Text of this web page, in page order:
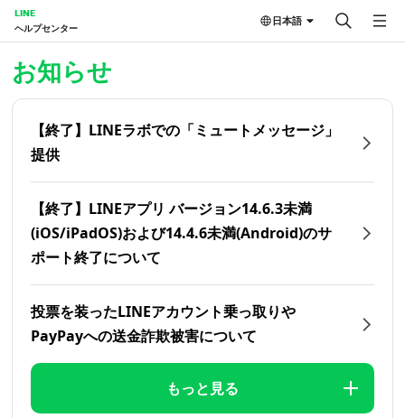
LINE
ヘルプセンター
日本語
お知らせ
【終了】LINEラボでの「ミュートメッセージ」
提供
【終了】LINEアプリ バージョン14.6.3未満
(iOS/iPadOS)および14.4.6未満(Android)のサ
ポート終了について
投票を装ったLINEアカウント乗っ取りや
PayPayへの送金詐欺被害について
もっと見る